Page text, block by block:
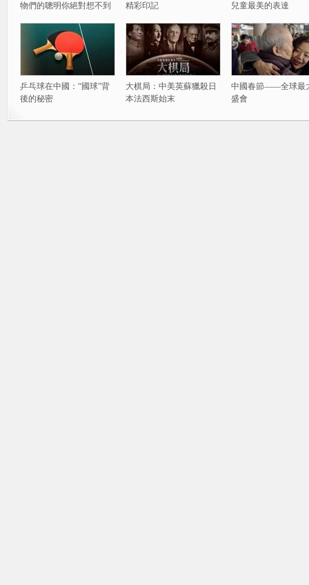
物們的聰明你絕對想不到
精彩印記
兒童最美的表達
乒乓球在中國：“國球”背
後的秘密
大棋局：中美英蘇獵殺日
本法西斯始末
中國春節——全球最
盛會